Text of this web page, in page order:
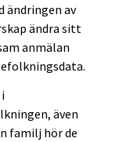
ändringen av
ändra sitt
anmälan
även
familj hör de